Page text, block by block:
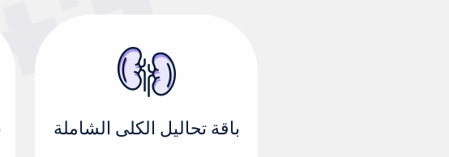
باقة تحاليل الكلى الشاملة